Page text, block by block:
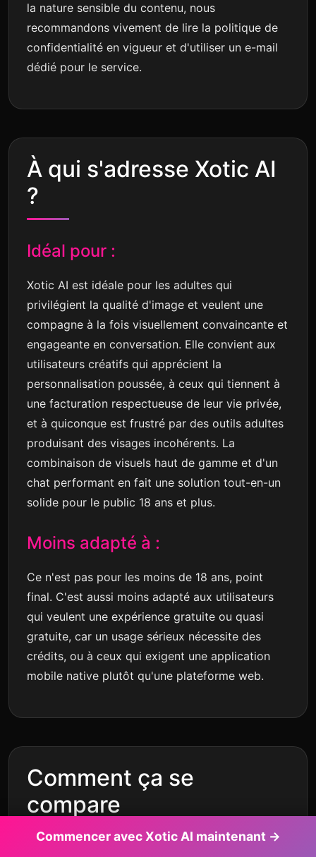
la nature sensible du contenu, nous
recommandons vivement de lire la politique de
confidentialité en vigueur et d'utiliser un e-mail
dédié pour le service.
À qui s'adresse Xotic AI
?
Idéal pour :
Xotic AI est idéale pour les adultes qui
privilégient la qualité d'image et veulent une
compagne à la fois visuellement convaincante et
engageante en conversation. Elle convient aux
utilisateurs créatifs qui apprécient la
personnalisation poussée, à ceux qui tiennent à
une facturation respectueuse de leur vie privée,
et à quiconque est frustré par des outils adultes
produisant des visages incohérents. La
combinaison de visuels haut de gamme et d'un
chat performant en fait une solution tout-en-un
solide pour le public 18 ans et plus.
Moins adapté à :
Ce n'est pas pour les moins de 18 ans, point
final. C'est aussi moins adapté aux utilisateurs
qui veulent une expérience gratuite ou quasi
gratuite, car un usage sérieux nécessite des
crédits, ou à ceux qui exigent une application
mobile native plutôt qu'une plateforme web.
Comment ça se
compare
Commencer avec Xotic AI maintenant →